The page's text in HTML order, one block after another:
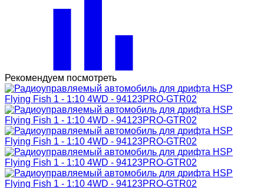
Рекомендуем посмотреть